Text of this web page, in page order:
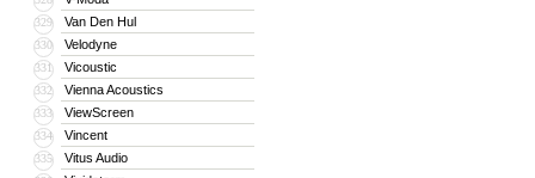
329 Van Den Hul
330 Velodyne
331 Vicoustic
332 Vienna Acoustics
333 ViewScreen
334 Vincent
335 Vitus Audio